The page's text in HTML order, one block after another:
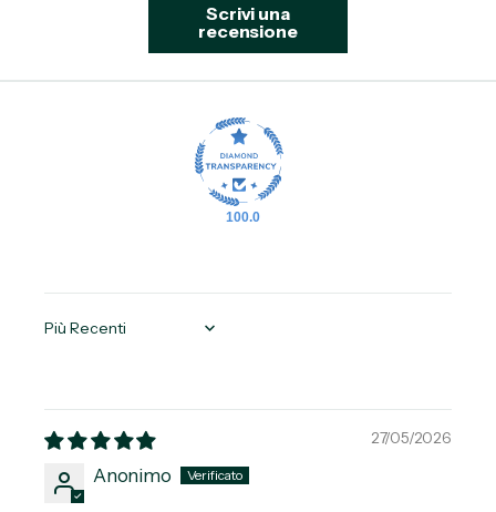
Scrivi una
recensione
100.0
Sort by
27/05/2026
Anonimo